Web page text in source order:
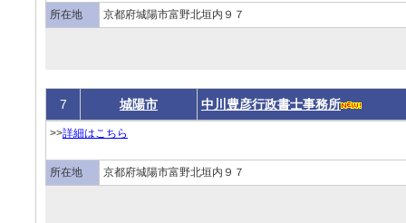
所在地 京都府城陽市富野北垣内９７
7 城陽市 中川豊彦行政書士事務所
>>詳細はこちら
所在地 京都府城陽市富野北垣内９７